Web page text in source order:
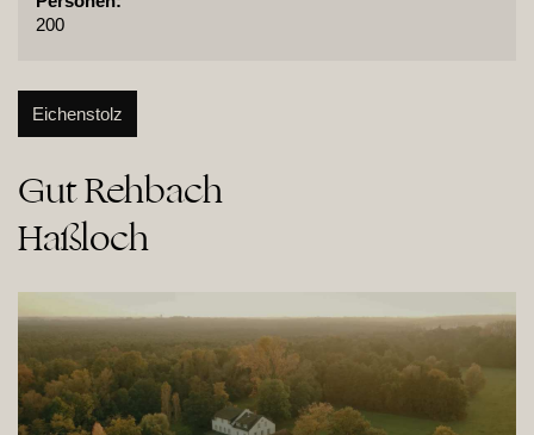
200
Eichenstolz
Gut Rehbach
Haßloch